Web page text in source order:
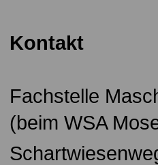
Kontakt
Fachstelle
(beim WSA